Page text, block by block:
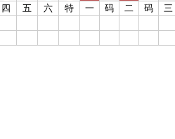
四 五 六 特 一 码 二 码 三